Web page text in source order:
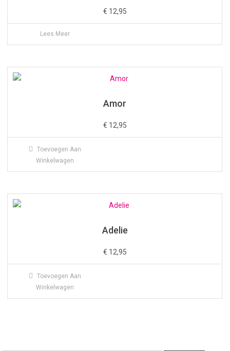
€ 12,95
Lees Meer
Amor
€ 12,95
Toevoegen Aan
Winkelwagen
Adelie
€ 12,95
Toevoegen Aan
Winkelwagen